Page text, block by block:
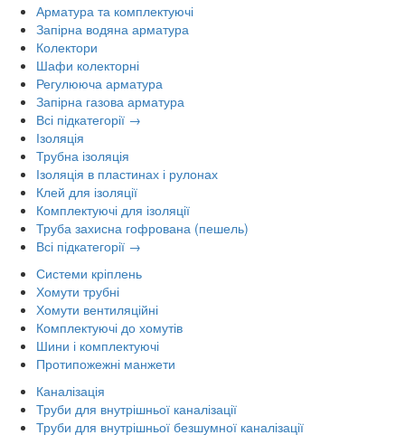
Арматура та комплектуючі
Запірна водяна арматура
Колектори
Шафи колекторні
Регулююча арматура
Запірна газова арматура
Всі підкатегорії →
Ізоляція
Трубна ізоляція
Ізоляція в пластинах і рулонах
Клей для ізоляції
Комплектуючі для ізоляції
Труба захисна гофрована (пешель)
Всі підкатегорії →
Системи кріплень
Хомути трубні
Хомути вентиляційні
Комплектуючі до хомутів
Шини і комплектуючі
Протипожежні манжети
Каналізація
Труби для внутрішньої каналізації
Труби для внутрішньої безшумної каналізації